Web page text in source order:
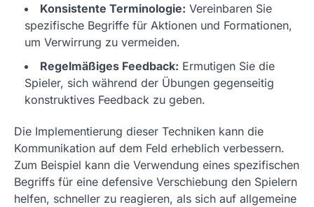
Konsistente Terminologie: Vereinbaren Sie
spezifische Begriffe für Aktionen und Formationen,
um Verwirrung zu vermeiden.
Regelmäßiges Feedback: Ermutigen Sie die
Spieler, sich während der Übungen gegenseitig
konstruktives Feedback zu geben.
Die Implementierung dieser Techniken kann die
Kommunikation auf dem Feld erheblich verbessern.
Zum Beispiel kann die Verwendung eines spezifischen
Begriffs für eine defensive Verschiebung den Spielern
helfen, schneller zu reagieren, als sich auf allgemeine